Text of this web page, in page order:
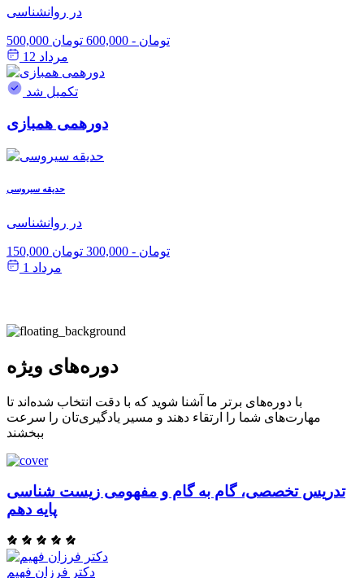
در روانشناسی
500,000 تومان - 600,000 تومان
مرداد 12
تکمیل شد
دورهمی همبازی
حدیقه سیروسی
در روانشناسی
150,000 تومان - 300,000 تومان
مرداد 1
دوره‌های ویژه
با دوره‌های برتر ما آشنا شوید که با دقت انتخاب شده‌اند تا
مهارت‌های شما را ارتقاء دهند و مسیر یادگیری‌تان را سرعت
ببخشند
تدریس تخصصی، گام به گام و مفهومی زیست شناسی
پایه دهم
دکتر فرزان فهیم